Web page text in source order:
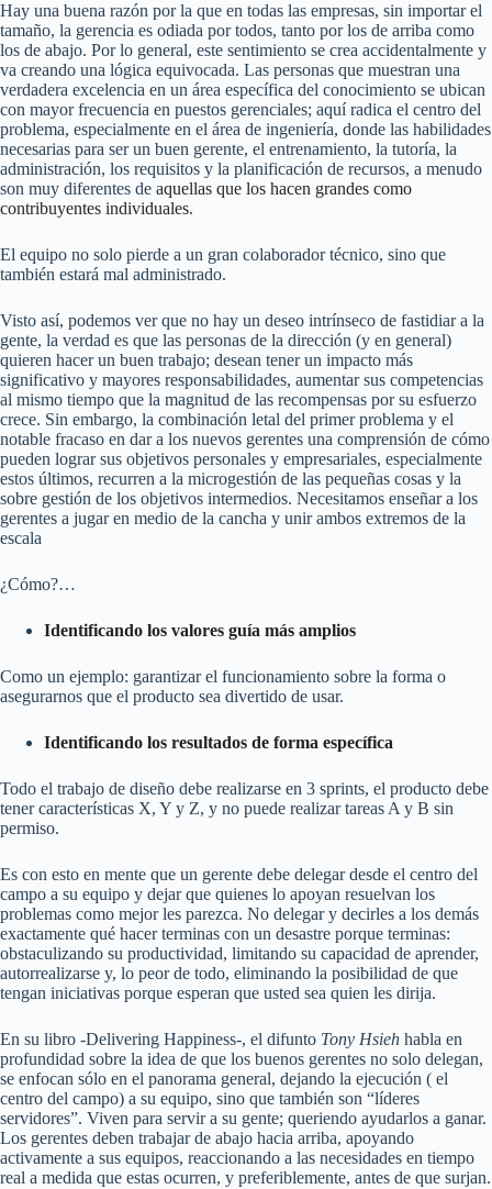
Hay una buena razón por la que en todas las empresas, sin importar el
tamaño, la gerencia es odiada por todos, tanto por los de arriba como
los de abajo. Por lo general, este sentimiento se crea accidentalmente y
va creando una lógica equivocada. Las personas que muestran una
verdadera excelencia en un área específica del conocimiento se ubican
con mayor frecuencia en puestos gerenciales; aquí radica el centro del
problema, especialmente en el área de ingeniería, donde las habilidades
necesarias para ser un buen gerente, el entrenamiento, la tutoría, la
administración, los requisitos y la planificación de recursos, a menudo
son muy diferentes de aquellas que los hacen grandes como
contribuyentes individuales.
El equipo no solo pierde a un gran colaborador técnico, sino que
también estará mal administrado.
Visto así, podemos ver que no hay un deseo intrínseco de fastidiar a la
gente, la verdad es que las personas de la dirección (y en general)
quieren hacer un buen trabajo; desean tener un impacto más
significativo y mayores responsabilidades, aumentar sus competencias
al mismo tiempo que la magnitud de las recompensas por su esfuerzo
crece. Sin embargo, la combinación letal del primer problema y el
notable fracaso en dar a los nuevos gerentes una comprensión de cómo
pueden lograr sus objetivos personales y empresariales, especialmente
estos últimos, recurren a la microgestión de las pequeñas cosas y la
sobre gestión de los objetivos intermedios. Necesitamos enseñar a los
gerentes a jugar en medio de la cancha y unir ambos extremos de la
escala
¿Cómo?…
Identificando los valores guía más amplios
Como un ejemplo: garantizar el funcionamiento sobre la forma o
asegurarnos que el producto sea divertido de usar.
Identificando los resultados de forma específica
Todo el trabajo de diseño debe realizarse en 3 sprints, el producto debe
tener características X, Y y Z, y no puede realizar tareas A y B sin
permiso.
Es con esto en mente que un gerente debe delegar desde el centro del
campo a su equipo y dejar que quienes lo apoyan resuelvan los
problemas como mejor les parezca. No delegar y decirles a los demás
exactamente qué hacer terminas con un desastre porque terminas:
obstaculizando su productividad, limitando su capacidad de aprender,
autorrealizarse y, lo peor de todo, eliminando la posibilidad de que
tengan iniciativas porque esperan que usted sea quien les dirija.
En su libro -Delivering Happiness-, el difunto Tony Hsieh habla en
profundidad sobre la idea de que los buenos gerentes no solo delegan,
se enfocan sólo en el panorama general, dejando la ejecución ( el
centro del campo) a su equipo, sino que también son “líderes
servidores”. Viven para servir a su gente; queriendo ayudarlos a ganar.
Los gerentes deben trabajar de abajo hacia arriba, apoyando
activamente a sus equipos, reaccionando a las necesidades en tiempo
real a medida que estas ocurren, y preferiblemente, antes de que surjan.